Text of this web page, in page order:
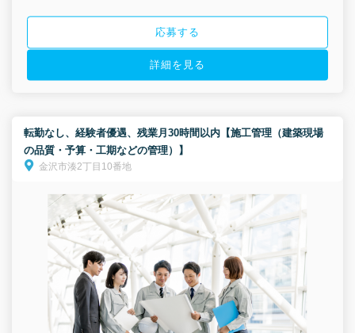
応募する
詳細を見る
転勤なし、経験者優遇、残業月30時間以内【施工管理（建築現場
の品質・予算・工期などの管理）】
金沢市湊2丁目10番地